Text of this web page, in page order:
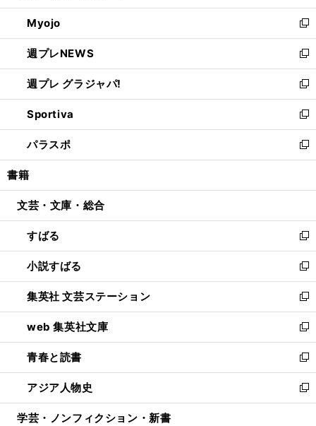
開
く
ウ
で
開
く
ン
ド
ウ
で
開
く
ウ
ィ
ン
ド
ウ
で
開
く
Myojo
新
し
い
ウ
ィ
ン
ド
ウ
で
開
週プレNEWS
新
し
い
ウ
ィ
ン
ド
ウ
開
週プレ グラジャパ!
新
し
い
ウ
ィ
ン
ウ
開
く
Sportiva
新
し
い
ウ
ン
ウ
で
開
く
パラスポ
新
し
ウ
ン
ド
ウ
で
開
く
書籍
文芸・文庫・総合
すばる
新
し
い
ウ
ィ
ン
ド
ウ
で
開
く
小説すばる
新
し
い
ウ
ィ
ン
ド
ウ
で
開
集英社 文芸ステーション
新
し
い
ウ
ィ
ン
ド
ウ
web 集英社文庫
新
し
い
ウ
ィ
ン
青春と読書
新
し
い
ウ
アジア人物史
新
し
学芸・ノンフィクション・新書